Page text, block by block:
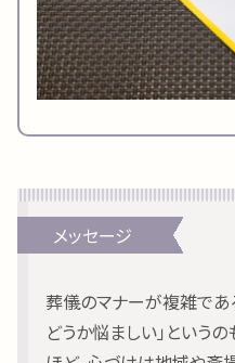
葬儀のマナーが複雑であ
どうか悩ましい」という